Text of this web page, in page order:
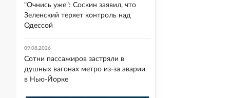
"Очнись уже": Соскин заявил, что
Зеленский теряет контроль над
Одессой
09.08.2026
Сотни пассажиров застряли в
душных вагонах метро из-за аварии
в Нью-Йорке